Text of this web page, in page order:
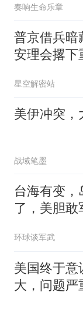
奏响生命乐章
普京借兵暗
安理会撂下
星空解密站
美伊冲突，
战域笔墨
台海有变
了，美胆敢
环球谈军武
美国终于意
大，问题严